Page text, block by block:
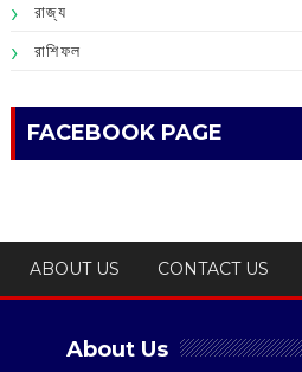
রাজ্য
রাশিফল
FACEBOOK PAGE
ABOUT US CONTACT US
About Us